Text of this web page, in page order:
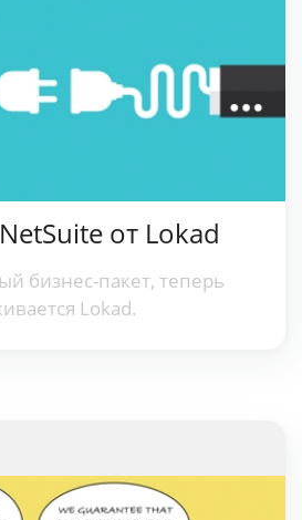
от Lokad
бизнес-пакет, теперь
Lokad.